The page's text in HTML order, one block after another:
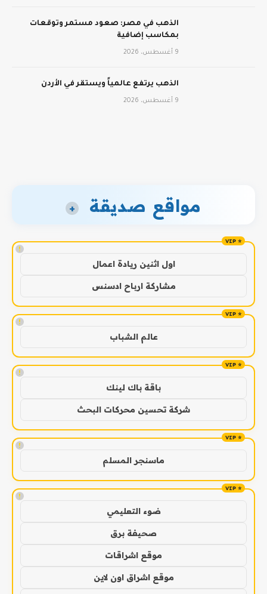
الذهب في مصر: صعود مستمر وتوقعات
بمكاسب إضافية
9 أغسطس، 2026
الذهب يرتفع عالمياً ويستقر في الأردن
9 أغسطس، 2026
مواقع صديقة +
!
اول اثنين ريادة اعمال
مشاركة ارباح ادسنس
!
عالم الشباب
!
باقة باك لينك
شركة تحسين محركات البحث
!
ماسنجر المسلم
!
ضوء التعليمي
صحيفة برق
موقع اشراقات
موقع اشراق اون لاين